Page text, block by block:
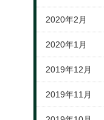
2020年2月
2020年1月
2019年12月
2019年11月